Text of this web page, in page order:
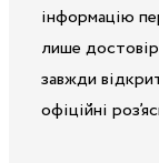
інформацію
лише
завжди
офіційні